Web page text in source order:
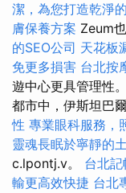
潔，為您打造乾淨
膚保養方案 Zeum
的SEO公司 天花板
免更多損害 台北按
遊中心更具管理性。
都市中，伊斯坦巴
性 專業眼科服務，
靈魂長眠於寧靜的
c.lpontj.v。 台北
輸更高效快捷 台北